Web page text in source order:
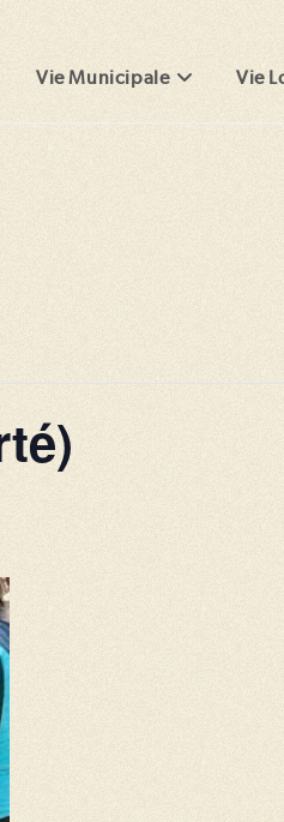
Vie Municipale Vie